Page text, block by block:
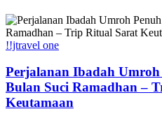
!!jtravel one
Perjalanan Ibadah
Bulan Suci Ramadhan –
Keutamaan